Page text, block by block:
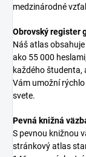
medzinárodné
Obrovský register
Náš atlas
ako 55 000
každého študenta,
Vám umožní
svete.
Pevná knižná
S pevnou knižnou
stránkový atlas